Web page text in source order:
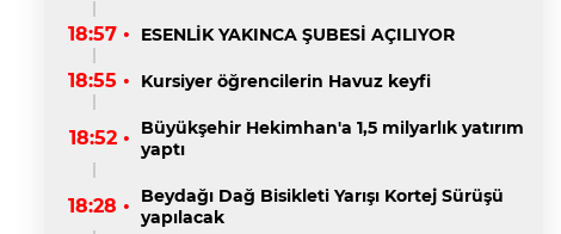
18:57 • ESENLİK YAKINCA ŞUBESİ AÇILIYOR
18:55 • Kursiyer öğrencilerin Havuz keyfi
18:52 •
Büyükşehir Hekimhan'a 1,5 milyarlık yatırım
yaptı
18:28 •
Beydağı Dağ Bisikleti Yarışı Kortej Sürüşü
yapılacak